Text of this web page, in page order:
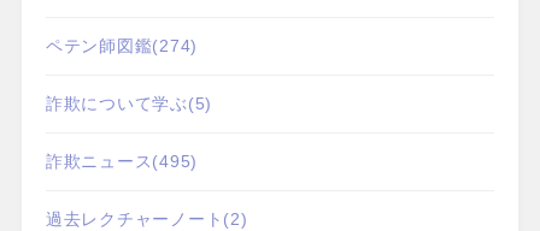
ペテン師図鑑(274)
詐欺について学ぶ(5)
詐欺ニュース(495)
過去レクチャーノート (2)